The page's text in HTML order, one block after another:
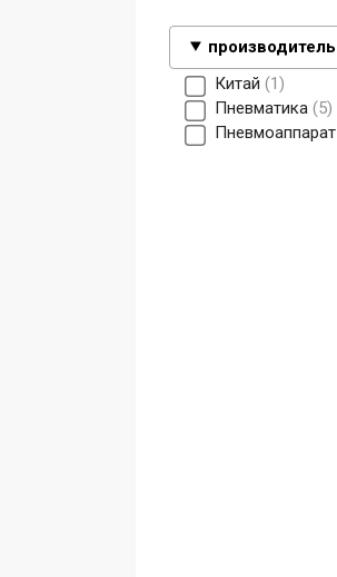
производитель
Китай
1
Пневматика 5
Пневмоаппарат